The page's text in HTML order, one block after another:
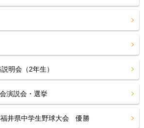
明会（2年生）
演説会・選挙
井県中学生野球大会 優勝